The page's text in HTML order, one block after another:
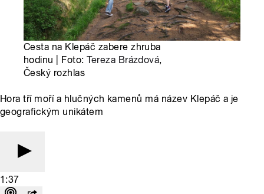
Cesta na Klepáč zabere zhruba
hodinu | Foto:Tereza Brázdová,
Český rozhlas
Hora tří moří a hlučných kamenů má název Klepáč a je
geografickým unikátem
1:37